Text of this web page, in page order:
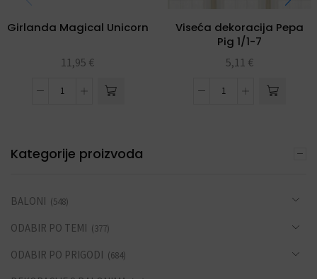
Girlanda Magical Unicorn
11,95 €
Viseća dekoracija Pepa
Pig 1/1-7
5,11 €
Kategorije proizvoda
BALONI (548)
ODABIR PO TEMI (377)
ODABIR PO PRIGODI (684)